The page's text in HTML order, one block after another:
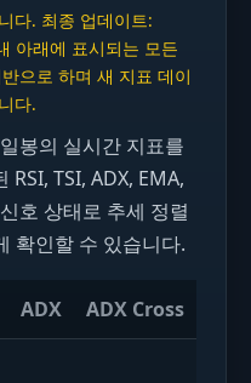
다. 최종 업데이트:
아래에 표시되는 모든
으로 하며 새 지표 데이
다.
봉의 실시간 지표를
TSI, ADX, EMA,
호 상태로 추세 정렬
확인할 수 있습니다.
ADX ADX Cross